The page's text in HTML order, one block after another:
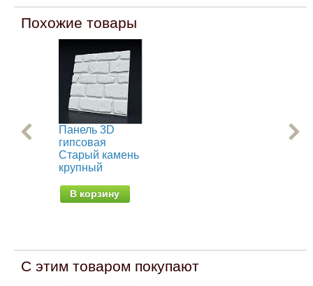
Похожие товары
Панель 3D
гипсовая
Старый камень
крупный
В корзину
С этим товаром покупают